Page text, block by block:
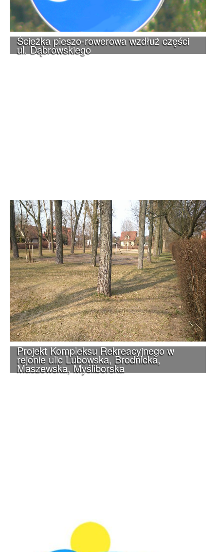
Ścieżka pieszo-rowerowa wzdłuż części
ul. Dąbrowskiego
Projekt Kompleksu Rekreacyjnego w
rejonie ulic Lubowska, Brodnicka,
Maszewska, Myśliborska